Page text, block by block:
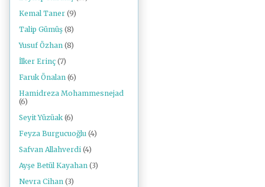
Kemal Taner (9)
Talip Gümüş (8)
Yusuf Özhan (8)
İlker Erinç (7)
Faruk Önalan (6)
Hamidreza Mohammesnejad
(6)
Seyit Yüzüak (6)
Feyza Burgucuoğlu (4)
Safvan Allahverdi (4)
Ayşe Betül Kayahan (3)
Nevra Cihan (3)